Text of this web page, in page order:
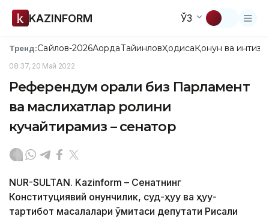
KAZINFORM ЎЗ
Тренд:Сайлов-2026АқордаТайинловҲодисаҚонун ва
08:37, 20 Май 2022
Референдум орқали биз Парламент
ва маслихатлар ролини
кучайтирамиз – сенатор
NUR-SULTAN. Kazinform – Сенатнинг
Конституциявий қонунчилик, суд-ҳуқуқ ва ҳуқуқ-
тартибот масалалари қўмитаси депутати Рисқали